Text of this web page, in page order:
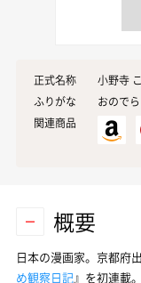
正式名称
小野寺
ふりがな
おので
関連商品
概要
日本の漫画家。京都府
め観察日記』を初連載。